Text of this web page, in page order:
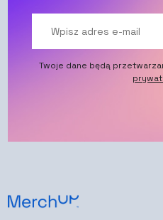
Twoje dane będą